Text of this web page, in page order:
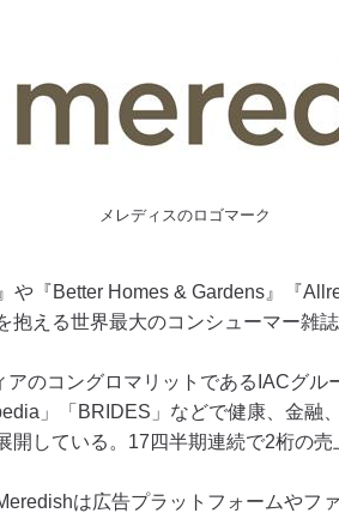
メレディスのロゴマーク
『Better Homes & Gardens』『
抱える世界最大のコンシューマー雑誌
のコングロマリットであるIACグル
」「BRIDES」などで健康、金融
開している。17四半期連続で2桁の売
は広告プラットフォームやフ